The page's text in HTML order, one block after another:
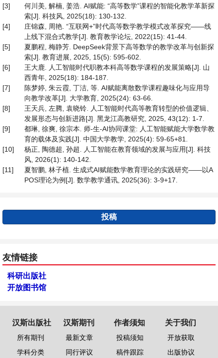
[3]
何川美, 解楠, 姜浩. AI赋能: “高等数学”课程的智能化教学革新探
索[J]. 科技风, 2025(18): 130-132.
[4]
庄锦森, 周艳. “互联网+”时代高等数学教学模式改革探究——线
上线下混合式教学[J]. 教育教学论坛, 2022(15): 41-44.
[5]
夏鹏程, 梅静芳. DeepSeek背景下高等数学的教学改革与创新探
索[J]. 教育进展, 2025, 15(5): 595-602.
[6]
王大鹿. 人工智能时代职教本科高等数学课程的发展策略[J]. 山
西青年, 2025(18): 184-187.
[7]
陈梦婷, 朱云霞, 丁洁, 等. AI赋能离散数学课程趣味化与应用导
向教学改革[J]. 大学教育, 2025(24): 63-66.
[8]
王天兵, 左腾, 袁晓铃. 人工智能时代高等教育转型的价值逻辑、
发展形态与创新进路[J]. 黑龙江高教研究, 2025, 43(12): 1-7.
[9]
都琳, 徐爽, 徐宗本. 师-生-AI协同课堂: 人工智能赋能大学数学教
育的载体及实践[J]. 中国大学教学, 2025(4): 59-65+81.
[10]
杨正, 陶德超, 孙超. 人工智能在教育领域的发展与应用[J]. 科技
风, 2026(1): 140-142.
[11]
夏智鹏, 林子植. 生成式AI赋能数学教育理论的实践研究——以A
POS理论为例[J]. 数学教学通讯, 2025(36): 3-9+17.
投稿
友情链接
科研出版社
开放图书馆
汉斯出版社
所有期刊
学科分类
汉斯期刊
最新文章
同行评议
作者须知
投稿须知
稿件跟踪
关于我们
开放获取
出版协议